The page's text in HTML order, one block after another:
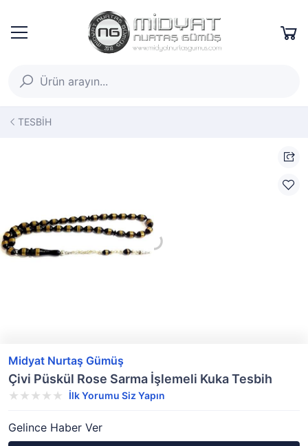
TESBİH
Midyat Nurtaş Gümüş
Çivi Püskül Rose Sarma İşlemeli Kuka Tesbih
İlk Yorumu Siz Yapın
Gelince Haber Ver